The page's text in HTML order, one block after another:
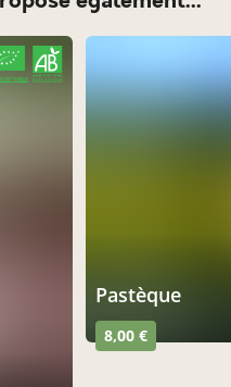
PAR FR-BIO-10
FRANCE
Pastèque
8,00 €